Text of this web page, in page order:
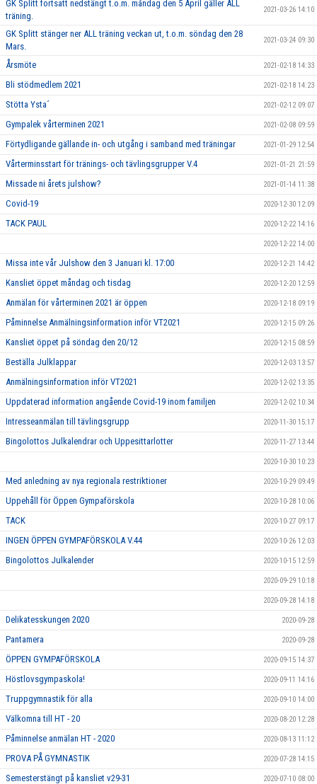
GK Splitt fortsatt nedstängt t.o.m. måndag den 5 April gäller ALL
träning.
2021-03-26 14:10
GK Splitt stänger ner ALL träning veckan ut, t.o.m. söndag den 28
Mars.
2021-03-24 09:30
Årsmöte 2021-02-18 14:33
Bli stödmedlem 2021 2021-02-18 14:23
Stötta Ysta´ 2021-02-12 09:07
Gympalek vårterminen 2021 2021-02-08 09:59
Förtydligande gällande in- och utgång i samband med träningar 2021-01-29 12:54
Vårterminsstart för tränings- och tävlingsgrupper V.4 2021-01-21 21:59
Missade ni årets julshow? 2021-01-14 11:38
Covid-19 2020-12-30 12:09
TACK PAUL 2020-12-22 14:16
2020-12-22 14:00
Missa inte vår Julshow den 3 Januari kl. 17:00 2020-12-21 14:42
Kansliet öppet måndag och tisdag 2020-12-20 12:59
Anmälan för vårterminen 2021 är öppen 2020-12-18 09:19
Påminnelse Anmälningsinformation inför VT2021 2020-12-15 09:26
Kansliet öppet på söndag den 20/12 2020-12-15 08:59
Beställa Julklappar 2020-12-03 13:57
Anmälningsinformation inför VT2021 2020-12-02 13:35
Uppdaterad information angående Covid-19 inom familjen 2020-12-02 10:34
Intresseanmälan till tävlingsgrupp 2020-11-30 15:17
Bingolottos Julkalendrar och Uppesittarlotter 2020-11-27 13:44
2020-10-30 10:23
Med anledning av nya regionala restriktioner 2020-10-29 09:49
Uppehåll för Öppen Gympaförskola 2020-10-28 10:06
TACK 2020-10-27 09:17
INGEN ÖPPEN GYMPAFÖRSKOLA V.44 2020-10-26 12:03
Bingolottos Julkalender 2020-10-15 12:59
2020-09-29 10:18
2020-09-28 14:18
Delikatesskungen 2020 2020-09-28
Pantamera 2020-09-28
ÖPPEN GYMPAFÖRSKOLA 2020-09-15 14:37
Höstlovsgympaskola! 2020-09-11 14:16
Truppgymnastik för alla 2020-09-10 14:00
Välkomna till HT - 20 2020-08-20 12:28
Påminnelse anmälan HT - 2020 2020-08-13 11:12
PROVA PÅ GYMNASTIK 2020-07-28 14:15
Semesterstängt på kansliet v29-31 2020-07-10 08:00